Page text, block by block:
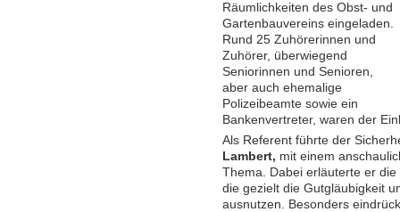
Räumlichkeiten des Obst- und
Gartenbauvereins eingeladen.
Rund 25 Zuhörerinnen und
Zuhörer, überwiegend
Seniorinnen und Senioren,
aber auch ehemalige
Polizeibeamte sowie ein
Bankenvertreter, waren der
Als Referent führte der
Lambert, mit einem
Thema. Dabei erläuterte er
die gezielt die Gutgläubigkeit
ausnutzen. Besonders